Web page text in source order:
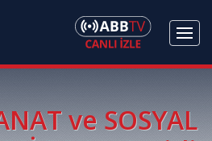
ve SOSYAL